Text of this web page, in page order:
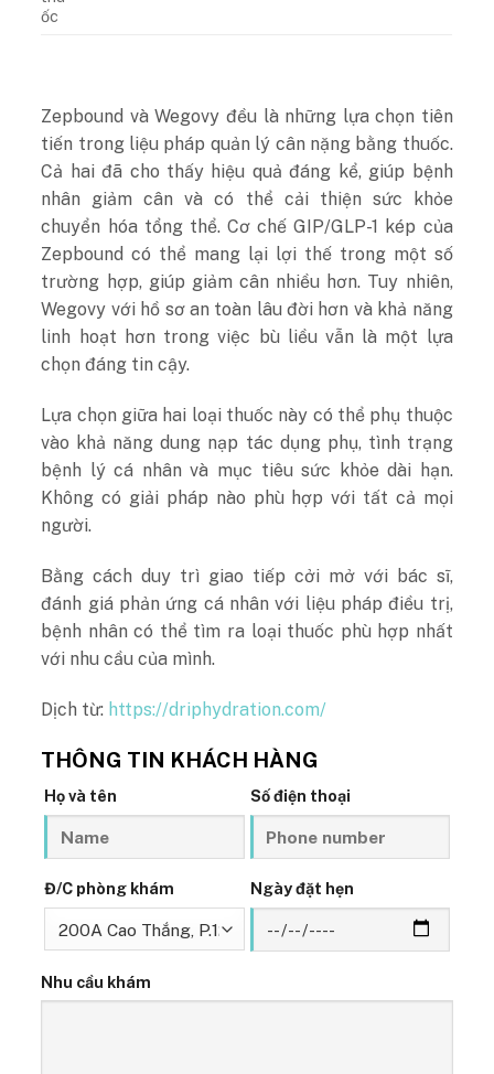
ốc
Zepbound và Wegovy đều là những lựa chọn tiên
tiến trong liệu pháp quản lý cân nặng bằng thuốc.
Cả hai đã cho thấy hiệu quả đáng kể, giúp bệnh
nhân giảm cân và có thể cải thiện sức khỏe
chuyển hóa tổng thể. Cơ chế GIP/GLP-1 kép của
Zepbound có thể mang lại lợi thế trong một số
trường hợp, giúp giảm cân nhiều hơn. Tuy nhiên,
Wegovy với hồ sơ an toàn lâu đời hơn và khả năng
linh hoạt hơn trong việc bù liều vẫn là một lựa
chọn đáng tin cậy.
Lựa chọn giữa hai loại thuốc này có thể phụ thuộc
vào khả năng dung nạp tác dụng phụ, tình trạng
bệnh lý cá nhân và mục tiêu sức khỏe dài hạn.
Không có giải pháp nào phù hợp với tất cả mọi
người.
Bằng cách duy trì giao tiếp cởi mở với bác sĩ,
đánh giá phản ứng cá nhân với liệu pháp điều trị,
bệnh nhân có thể tìm ra loại thuốc phù hợp nhất
với nhu cầu của mình.
Dịch từ: https://driphydration.com/
THÔNG TIN KHÁCH HÀNG
Họ và tên Số điện thoại
Đ/C phòng khám Ngày đặt hẹn
Nhu cầu khám